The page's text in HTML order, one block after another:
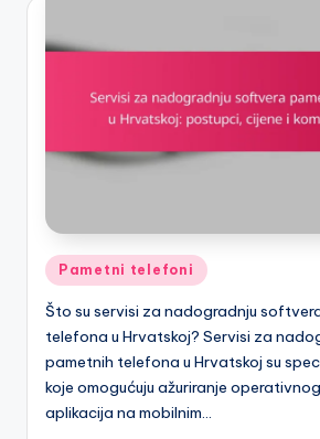
Posted
in
Pametni telefoni
Što su servisi za nadogradnju
telefona u Hrvatskoj? Servisi za
pametnih telefona u Hrvatskoj su
koje omogućuju ažuriranje
aplikacija na mobilnim…